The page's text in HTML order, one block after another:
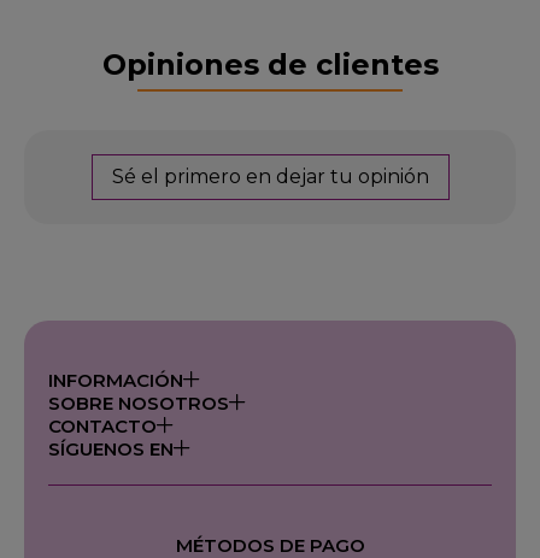
Opiniones de clientes
Sé el primero en dejar tu opinión
INFORMACIÓN
SOBRE NOSOTROS
CONTACTO
SÍGUENOS EN
MÉTODOS DE PAGO